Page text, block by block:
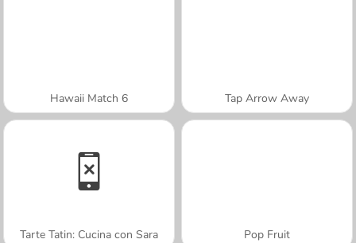
Hawaii Match 6 Tap Arrow Away
Tarte Tatin: Cucina con Sara Pop Fruit